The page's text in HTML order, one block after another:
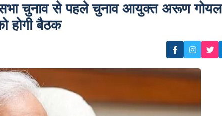
चुनाव से पहले चुनाव आयुक्त अरूण गोयल
होगी बैठक